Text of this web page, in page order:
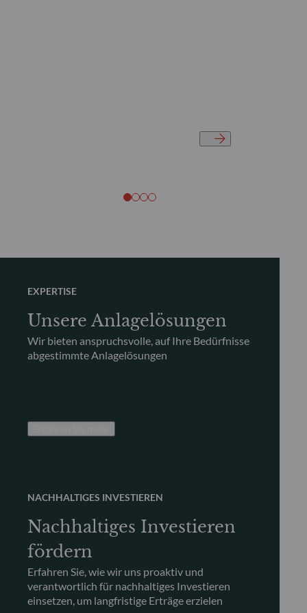
EXPERTISE
Unsere Anlagelösungen
Wir bieten anspruchsvolle, auf Ihre Bedürfnisse
abgestimmte Anlagelösungen
NACHHALTIGES INVESTIEREN
Nachhaltiges Investieren
fördern
Erfahren Sie, wie wir uns proaktiv und
verantwortlich für nachhaltiges Investieren
einsetzen, um langfristige Erträge erzielen